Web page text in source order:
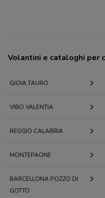
Volantini e cataloghi per
GIOIA TAURO
VIBO VALENTIA
REGGIO CALABRIA
MONTEPAONE
BARCELLONA POZZO DI
GOTTO